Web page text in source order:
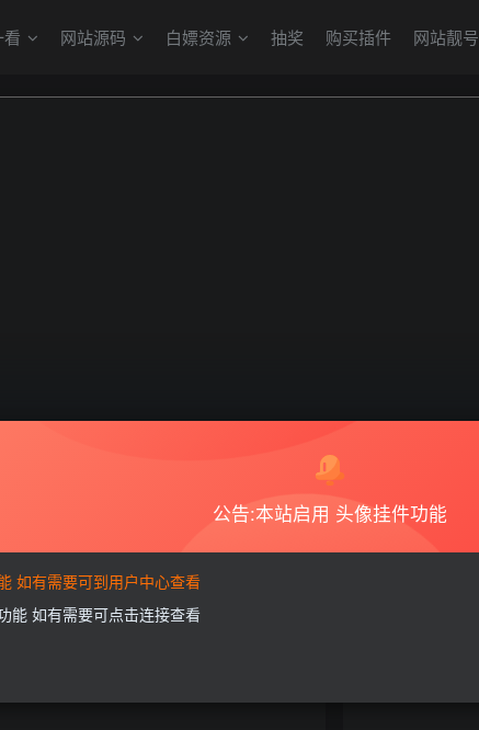
网站源码 白嫖资源 抽奖 购买插件 网站靓号
公告:本站启用 头像挂件功能
如有需要可到用户中心查看
能 如有需要可点击连接查看